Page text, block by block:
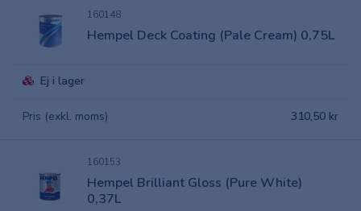
160148
Hempel Deck Coating (Pale Cream) 0,75L
Ej i lager
Pris (exkl. moms) 310,50 kr
160153
Hempel Brilliant Gloss (Pure White)
0,37L